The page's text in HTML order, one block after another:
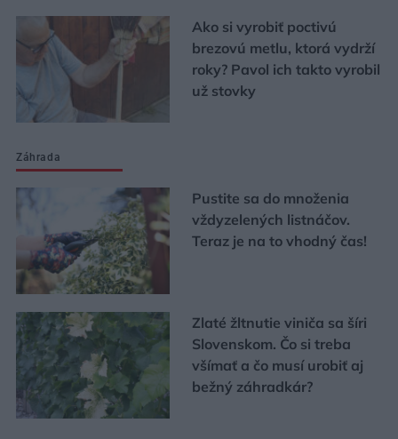
Ako si vyrobiť poctivú
brezovú metlu, ktorá vydrží
roky? Pavol ich takto vyrobil
už stovky
Záhrada
Pustite sa do množenia
vždyzelených listnáčov.
Teraz je na to vhodný čas!
Zlaté žltnutie viniča sa šíri
Slovenskom. Čo si treba
všímať a čo musí urobiť aj
bežný záhradkár?